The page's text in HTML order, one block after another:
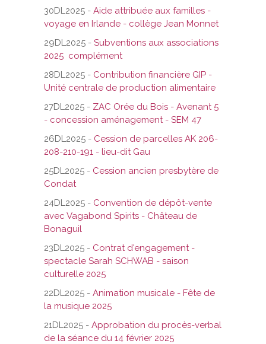
30DL2025 - Aide attribuée aux familles -
voyage en Irlande - collège Jean Monnet
29DL2025 - Subventions aux associations
2025 complément
28DL2025 - Contribution financière GIP -
Unité centrale de production alimentaire
27DL2025 - ZAC Orée du Bois - Avenant 5
- concession aménagement - SEM 47
26DL2025 - Cession de parcelles AK 206-
208-210-191 - lieu-dit Gau
25DL2025 - Cession ancien presbytère de
Condat
24DL2025 - Convention de dépôt-vente
avec Vagabond Spirits - Château de
Bonaguil
23DL2025 - Contrat d'engagement -
spectacle Sarah SCHWAB - saison
culturelle 2025
22DL2025 - Animation musicale - Fête de
la musique 2025
21DL2025 - Approbation du procès-verbal
de la séance du 14 février 2025